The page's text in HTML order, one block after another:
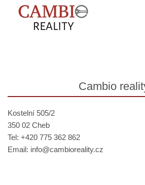
Cambio
Kostelní 505/2
350 02 Cheb
Tel: +420 775 362 862
Email: info@cambioreality.cz